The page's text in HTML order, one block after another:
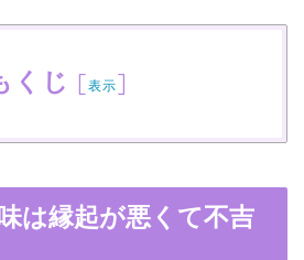
くじ [表示]
は縁起が悪くて不吉